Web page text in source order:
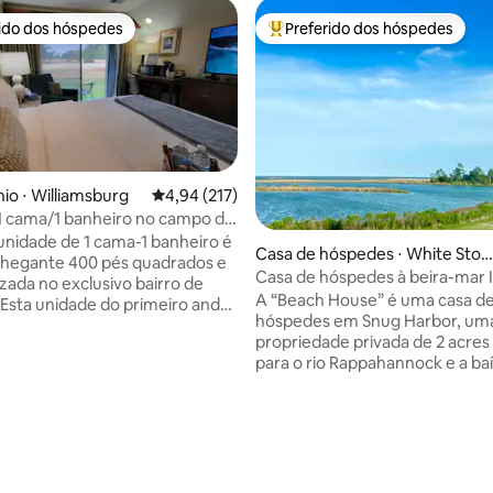
de 5, 236 avaliações
preferidos dos hóspedes
dos hóspedes
⋅ Williamsburg 4,94 de uma avaliação média de 5, 217
4,94 (217)
cama/1 banheiro no campo de
de 1 cama-1 banheiro é
400 pés quadrados e
no exclusivo bairro de
unidade do primeiro andar
Entre os melhores preferidos
Preferido dos hóspedes
Casa de hóspedes ⋅ White Ston
e
Casa de hóspedes à beira-mar
Rappahannock
A “Beach House” é uma casa de
hóspedes em Snug Harbor,
propriedade privada de 2
para o rio Rappahannock e a